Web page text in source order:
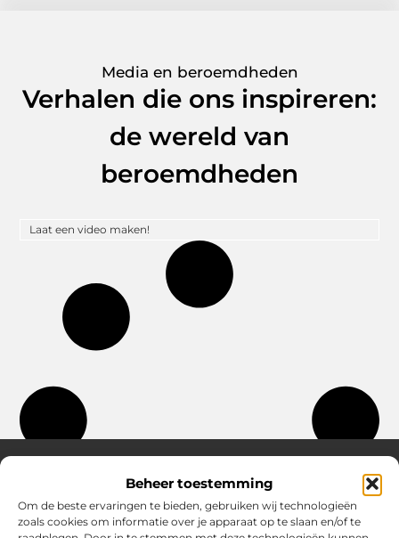
Beheer toestemming
Om de beste ervaringen te bieden, gebruiken wij technologieën
zoals cookies om informatie over je apparaat op te slaan en/of te
Media en beroemdheden
Verhalen die ons inspireren:
de wereld van
beroemdheden
Laat een video maken!
Over Hostingplaneet
Jouw bron voor inspiratie en praktische tips voor het